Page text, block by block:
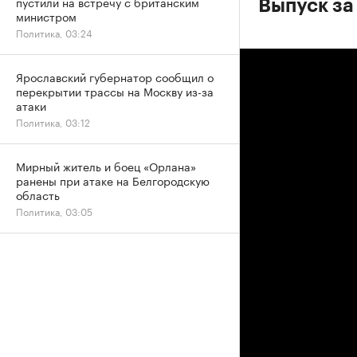
Выпуск
министром
Политика, 03:24
Ярославский губернатор сообщил о
перекрытии трассы на Москву из-за
атаки
Политика, 03:12
Мирный житель и боец «Орлана»
ранены при атаке на Белгородскую
область
Политика, 03:05